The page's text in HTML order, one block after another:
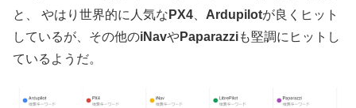
と、 やはり世界的に人気な PX4 Ardupilotが良くヒット
しているが、その他のiNavやPaparazziも堅調にヒットし
ているようだ。